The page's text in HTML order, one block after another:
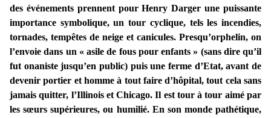
des événements prennent pour Henry Darger une puissante
importance symbolique, un tour cyclique, tels les incendies,
tornades, tempêtes de neige et canicules. Presqu’orphelin, on
l’envoie dans un « asile de fous pour enfants » (sans dire qu’il
fut onaniste jusqu’en public) puis une ferme d’Etat, avant de
devenir portier et homme à tout faire d’hôpital, tout cela sans
jamais quitter, l’Illinois et Chicago. Il est tour à tour aimé par
les sœurs supérieures, ou humilié. En son monde pathétique,